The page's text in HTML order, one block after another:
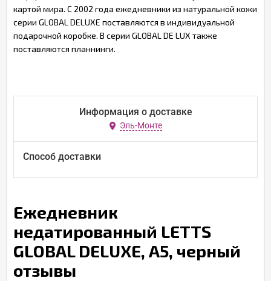
картой мира. С 2002 года ежедневники из натуральной кожи
серии GLOBAL DELUXE поставляются в индивидуальной
подарочной коробке. В серии GLOBAL DE LUX также
поставляются планнинги.
Информация о доставке
Эль-Монте
Способ доставки
Ежедневник
недатированный LETTS
GLOBAL DELUXE, А5, черный
отзывы